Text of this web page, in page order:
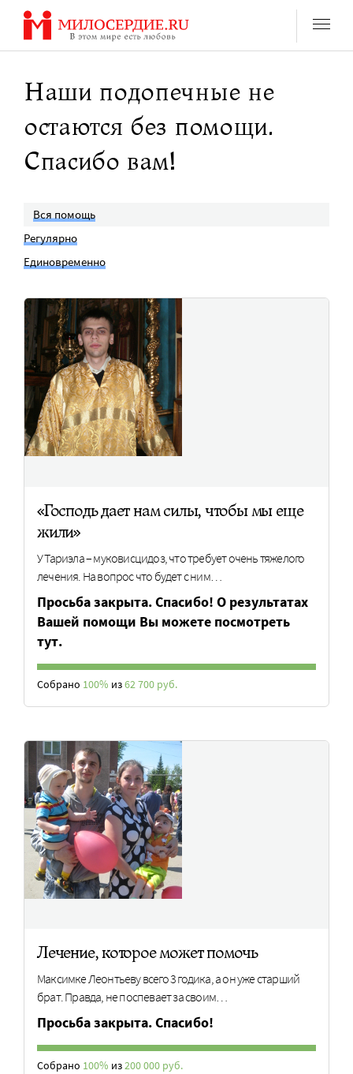
Перейти
содержанию
Наши подопечные не
остаются без помощи.
Спасибо вам!
Вся помощь
Регулярно
Единовременно
«Господь дает нам силы, чтобы мы еще
жили»
У Тариэла – муковисцидоз, что требует очень тяжелого
лечения. На вопрос что будет с ним…
Просьба закрыта. Спасибо! О результатах
Вашей помощи Вы можете посмотреть
тут.
Собрано 100% из62 700 руб.
Лечение, которое может помочь
Максимке Леонтьеву всего 3 годика, а он уже старший
брат. Правда, не поспевает за своим…
Просьба закрыта. Спасибо!
Собрано 100% из200 000 руб.